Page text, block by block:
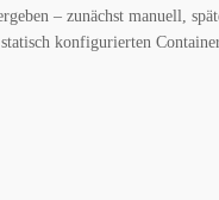
– zunächst manuell,
konfigurierten